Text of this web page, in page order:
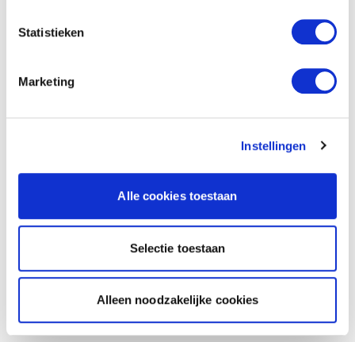
Statistieken
Marketing
Instellingen
Alle cookies toestaan
Selectie toestaan
Alleen noodzakelijke cookies